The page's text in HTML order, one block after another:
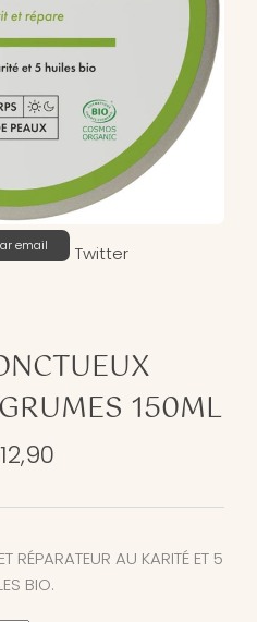
email Twitter
150ML
RÉPARATEUR AU KARITÉ ET 5
BIO.